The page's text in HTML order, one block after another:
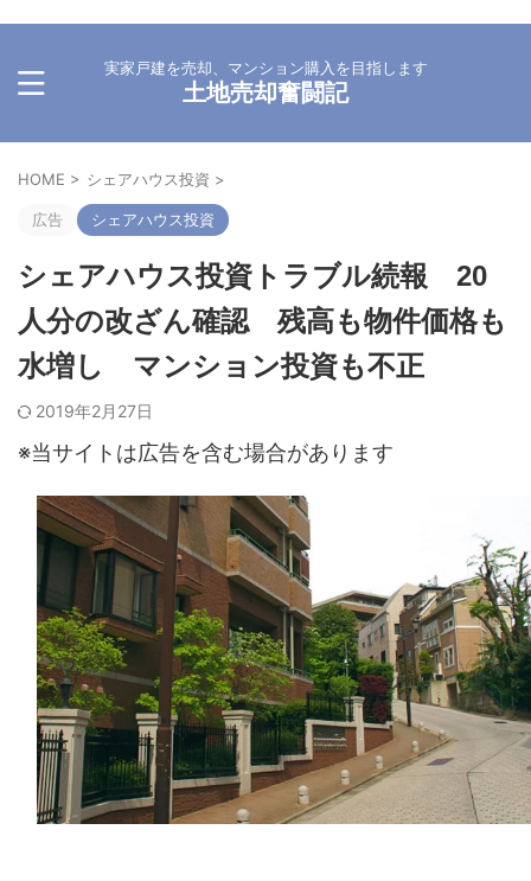
実家戸建を売却、マンション購入を目指します
土地売却奮闘記
HOME > シェアハウス投資 >
広告 シェアハウス投資
シェアハウス投資トラブル続報 20
人分の改ざん確認 残高も物件価格も
水増し マンション投資も不正
2019年2月27日
※当サイトは広告を含む場合があります